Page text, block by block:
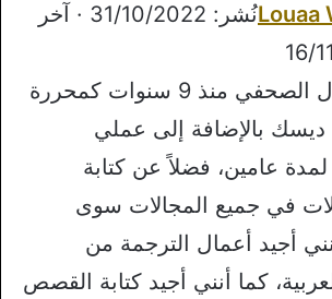
Louaa
نُشر: 31/10/2022 · آخر
أعمل في المجال الصحفي منذ 9 سنوات كمحررة
بالإضافة إلى عملي
عامين، فضلاً عن كتابة
في جميع المجالات سوى
أجيد أعمال الترجمة من
كما أنني أجيد كتابة القصص